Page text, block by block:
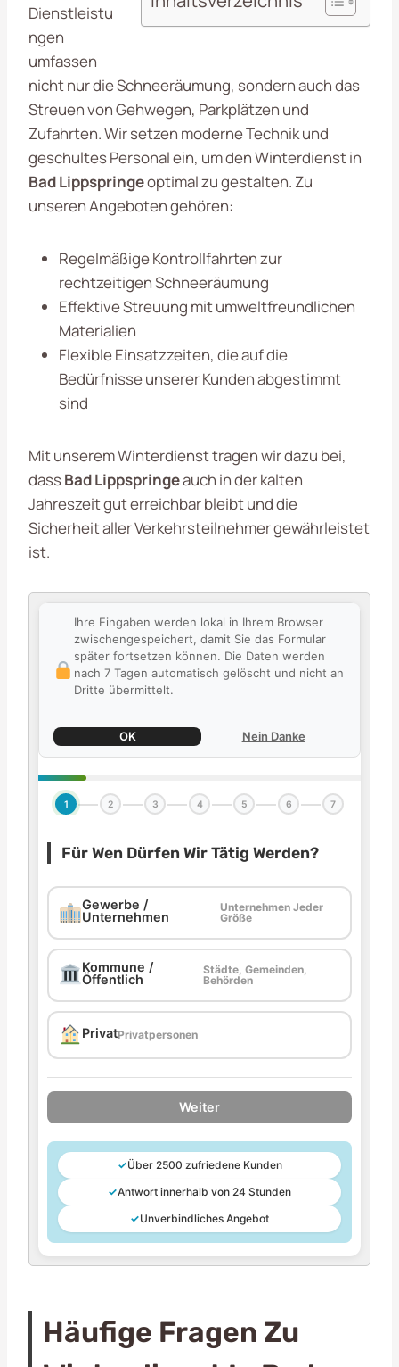
Dienstleistu
ngen
umfassen
nicht nur die Schneeräumung, sondern auch das
Streuen von Gehwegen, Parkplätzen und
Zufahrten. Wir setzen moderne Technik und
geschultes Personal ein, um den Winterdienst in
Bad Lippspringeoptimal zu gestalten. Zu
unseren Angeboten gehören:
Regelmäßige Kontrollfahrten zur
rechtzeitigen Schneeräumung
Effektive Streuung mit umweltfreundlichen
Materialien
Flexible Einsatzzeiten, die auf die
Bedürfnisse unserer Kunden abgestimmt
sind
Mit unserem Winterdienst tragen wir dazu bei,
dassBad Lippspringeauch in der kalten
Jahreszeit gut erreichbar bleibt und die
Sicherheit aller Verkehrsteilnehmer gewährleistet
ist.
Ihre Eingaben werden lokal in Ihrem Browser
zwischengespeichert, damit Sie das Formular
später fortsetzen können. Die Daten werden
nach 7 Tagen automatisch gelöscht und nicht an
Dritte übermittelt.
OK Nein Danke
1 2 3 4 5 6 7
Für Wen Dürfen Wir Tätig Werden?
Gewerbe /
Unternehmen
Unternehmen Jeder
Größe
Kommune /
Öffentlich
Städte, Gemeinden,
Behörden
PrivatPrivatpersonen
Weiter
✓Über 2500 zufriedene Kunden
✓Antwort innerhalb von 24 Stunden
✓Unverbindliches Angebot
Häufige Fragen Zu